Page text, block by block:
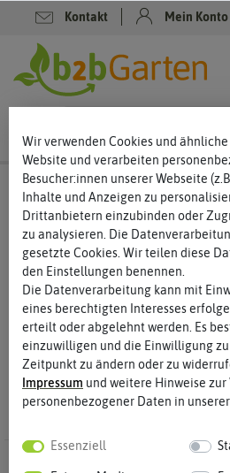
Kontakt Mein Konto
SaatgutBlumensamen
Blumensamen – für ein
Blumensamen gehört zu den meist
Produkten. Schließlich gehören bunte
Straßenränder, auf Rabatten und in
Blütenformen, Größen und Farben
Kombinationen entstehen. Die
man gar nicht, für welchen
soll. Wir bieten Ihnen eine Saatgut
Blumensamen.
Filter
Wir verwenden Cookies und
Website und verarbeiten
Besucher:innen unserer Webseite
Inhalte und Anzeigen zu
Drittanbietern einzubinden oder
zu analysieren. Die
gesetzte Cookies. Wir teilen diese
den Einstellungen benennen.
Die Datenverarbeitung kann mit
eines berechtigten Interesses
erteilt oder abgelehnt werden. Es
einzuwilligen und die Einwilligung
Zeitpunkt zu ändern oder zu
Impressum und weitere Hinweise zur
personenbezogener Daten in unserer
Essenziell